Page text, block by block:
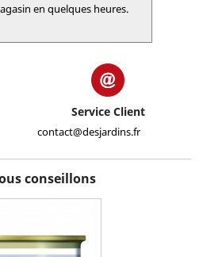
en quelques heures.
Service Client
contact@desjardins.fr
conseillons